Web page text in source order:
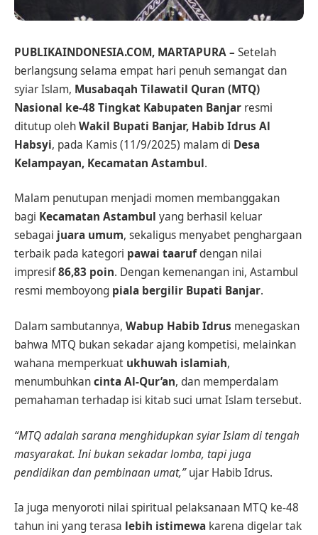
PUBLIKAINDONESIA.COM, MARTAPURA – Setelah
berlangsung selama empat hari penuh semangat dan
syiar Islam, Musabaqah Tilawatil Quran (MTQ)
Nasional ke-48 Tingkat Kabupaten Banjar resmi
ditutup olehWakil Bupati Banjar, Habib Idrus Al
Habsyi, pada Kamis (11/9/2025) malam di Desa
Kelampayan, Kecamatan Astambul.
Malam penutupan menjadi momen membanggakan
bagi Kecamatan Astambul yang berhasil keluar
sebagai juara umum, sekaligus menyabet penghargaan
terbaik pada kategori pawai taarufdengan nilai
impresif86,83 poin. Dengan kemenangan ini, Astambul
resmi memboyong piala bergilir Bupati Banjar.
Dalam sambutannya, Wabup Habib Idrus menegaskan
bahwa MTQ bukan sekadar ajang kompetisi, melainkan
wahana memperkuat ukhuwah islamiah,
menumbuhkancinta Al-Qur’an, dan memperdalam
pemahaman terhadap isi kitab suci umat Islam tersebut.
“MTQ adalah sarana menghidupkan syiar Islam di tengah
masyarakat. Ini bukan sekadar lomba, tapi juga
pendidikan dan pembinaan umat,”ujar Habib Idrus.
Ia juga menyoroti nilai spiritual pelaksanaan MTQ ke-48
tahun ini yang terasa lebih istimewa karena digelar tak